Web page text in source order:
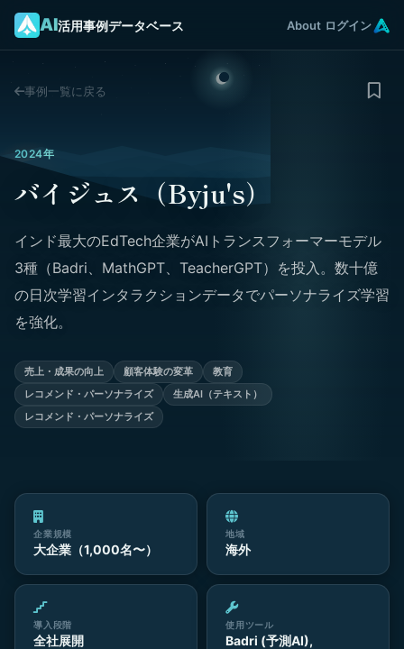
AI活用事例データベース About ログイン
事例一覧に戻る
2024年
バイジュス（Byju's）
インド最大のEdTech企業がAIトランスフォーマーモデル
3種（Badri、MathGPT、TeacherGPT）を投入。数十億
の日次学習インタラクションデータでパーソナライズ学習
を強化。
売上・成果の向上 顧客体験の変革
教育
レコメンド・パーソナライズ
生成AI（テキスト）
レコメンド・パーソナライズ
企業規模
大企業（1,000名〜）
地域
海外
導入段階
全社展開
使用ツール
Badri (予測AI),